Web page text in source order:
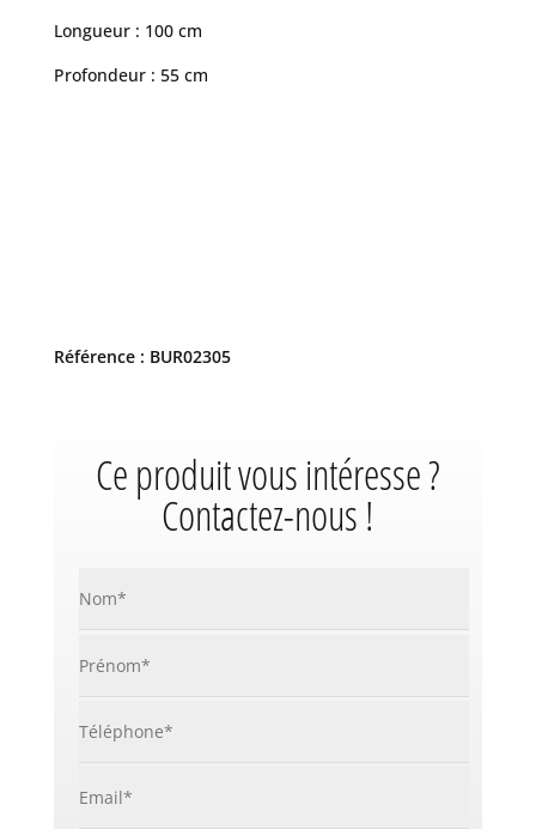
Longueur : 100 cm
Profondeur : 55 cm
Référence : BUR02305
Ce produit vous intéresse ?
Contactez-nous !